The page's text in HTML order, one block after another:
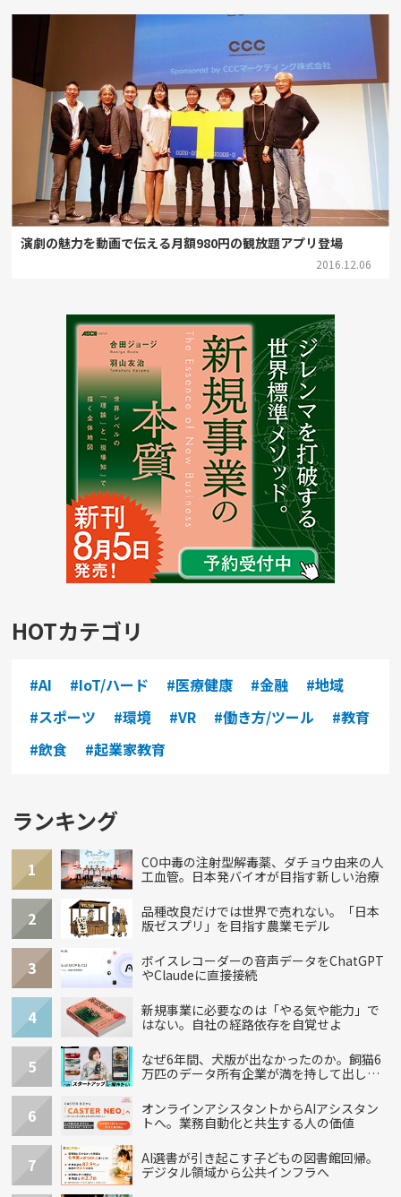
演劇の魅力を動画で伝える月額980円の観放題アプリ登場
2016.12.06
HOTカテゴリ
#AI #IoT/ハード #医療健康 #金融
#地域
#スポーツ
#環境 #VR #働き方/ツール
#教育
#飲食
#起業家教育
ランキング
1
CO中毒の注射型解毒薬、ダチョウ由来の人
工血管。日本発バイオが目指す新しい治療
2
品種改良だけでは世界で売れない。「日本
版ゼスプリ」を目指す農業モデル
3
ボイスレコーダーの音声データをChatGPT
やClaudeに直接接続
4
新規事業に必要なのは「やる気や能力」で
はない。自社の経路依存を自覚せよ
5
なぜ6年間、犬版が出なかったのか。飼猫6
万匹のデータ所有企業が満を持して出し
6
オンラインアシスタントからAIアシスタン
トへ。業務自動化と共生する人の価値
7
AI選書が引き起こす子どもの図書館回帰。
デジタル領域から公共インフラへ